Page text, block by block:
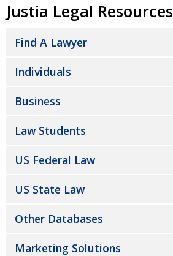
Justia Legal Resources
Find A Lawyer
Individuals
Business
Law Students
US Federal Law
US State Law
Other Databases
Marketing Solutions